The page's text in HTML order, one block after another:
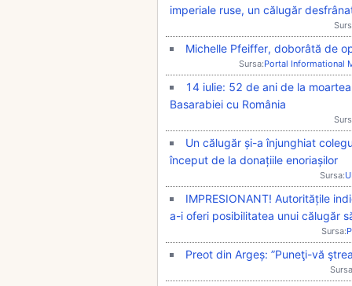
imperiale ruse, un călugăr
Michelle Pfeiffer, doborâtă de
Sursa:Portal Informational
14 iulie: 52 de ani de la
Basarabiei cu România
Un călugăr și-a înjunghiat
început de la donațiile enoriașilor
Sursa:
IMPRESIONANT! Autoritățile
a-i oferi posibilitatea unui călugăr
Sursa:
Preot din Argeș: ”Puneţi-vă